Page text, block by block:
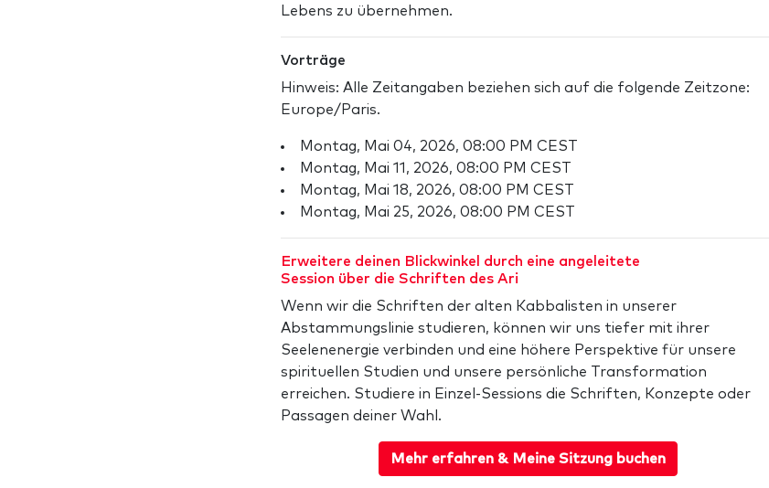
Lebens zu übernehmen.
Vorträge
Hinweis: Alle Zeitangaben beziehen sich auf die folgende Zeitzone:
Europe/Paris.
Montag, Mai 04, 2026, 08:00 PM CEST
Montag, Mai 11, 2026, 08:00 PM CEST
Montag, Mai 18, 2026, 08:00 PM CEST
Montag, Mai 25, 2026, 08:00 PM CEST
Erweitere deinen Blickwinkel durch eine angeleitete
Session über die Schriften des Ari
Wenn wir die Schriften der alten Kabbalisten in unserer
Abstammungslinie studieren, können wir uns tiefer mit ihrer
Seelenenergie verbinden und eine höhere Perspektive für unsere
spirituellen Studien und unsere persönliche Transformation
erreichen. Studiere in Einzel-Sessions die Schriften, Konzepte oder
Passagen deiner Wahl.
Mehr erfahren & Meine Sitzung buchen